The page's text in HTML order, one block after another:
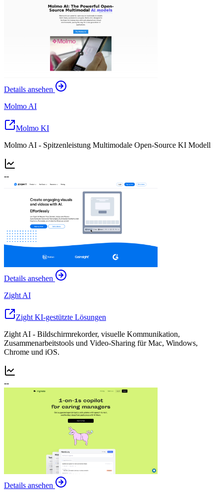
Details ansehen
Molmo AI
Molmo KI
Molmo AI - Spitzenleistung Multimodale Open-Source KI Modell
--
Details ansehen
Zight AI
Zight KI-gestützte Lösungen
Zight AI - Bildschirmrekorder, visuelle Kommunikation,
Zusammenarbeitstools und Video-Sharing für Mac, Windows,
Chrome und iOS.
--
Details ansehen